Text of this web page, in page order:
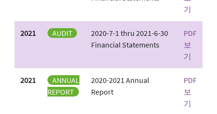
기
2021 AUDIT
2020-7-1 thru 2021-6-30
Financial Statements
PDF
보
기
2021
ANNUAL
REPORT
2020-2021 Annual
Report
PDF
보
기